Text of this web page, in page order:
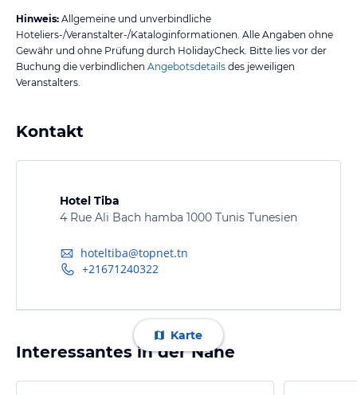
Hinweis: Allgemeine und unverbindliche
Hoteliers-/Veranstalter-/Kataloginformationen. Alle Angaben ohne
Gewähr und ohne Prüfung durch HolidayCheck. Bitte lies vor der
Buchung die verbindlichen Angebotsdetails des jeweiligen
Veranstalters.
Kontakt
Hotel Tiba
4 Rue Ali Bach hamba 1000 Tunis Tunesien
hoteltiba@topnet.tn
+21671240322
Karte
Interessantes in der Nähe